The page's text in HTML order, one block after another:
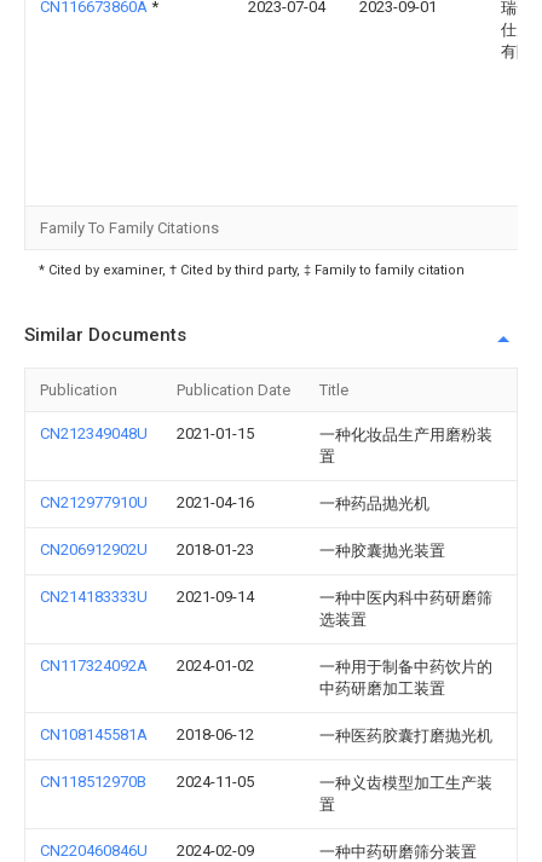
CN116673860A * 2023-07-04 2023-09-01
瑞安
仕力
有限
Family To Family Citations
* Cited by examiner, † Cited by third party, ‡ Family to family citation
Similar Documents
Publication Publication Date Title
CN212349048U 2021-01-15
一种化妆品生产用磨粉装
置
CN212977910U 2021-04-16 一种药品抛光机
CN206912902U 2018-01-23 一种胶囊抛光装置
CN214183333U 2021-09-14
一种中医内科中药研磨筛
选装置
CN117324092A 2024-01-02
一种用于制备中药饮片的
中药研磨加工装置
CN108145581A 2018-06-12 一种医药胶囊打磨抛光机
CN118512970B 2024-11-05
一种义齿模型加工生产装
置
CN220460846U 2024-02-09 一种中药研磨筛分装置